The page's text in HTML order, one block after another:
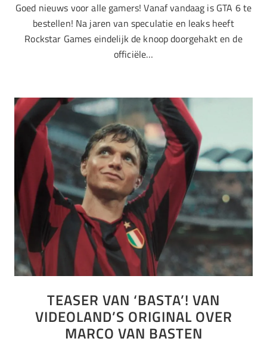
Goed nieuws voor alle gamers! Vanaf vandaag is GTA 6 te
bestellen! Na jaren van speculatie en leaks heeft
Rockstar Games eindelijk de knoop doorgehakt en de
officiële…
TEASER VAN ‘BASTA’! VAN
VIDEOLAND’S ORIGINAL OVER
MARCO VAN BASTEN